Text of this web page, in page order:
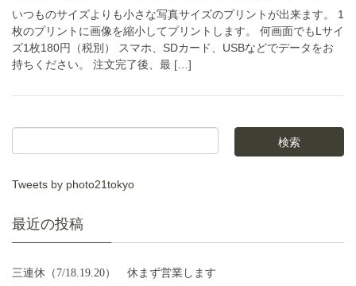
いつものサイズよりも小さな写真サイズのプリントが出来ます。 1
枚のプリントに画像を縮小してプリントします。 何画面でもLサイ
ズ1枚180円（税別） スマホ、SDカード、USBなどでデータをお
持ちください。 注文完了後、最 […]
Tweets by photo21tokyo
最近の投稿
三連休（7/18.19.20） 休まず営業します